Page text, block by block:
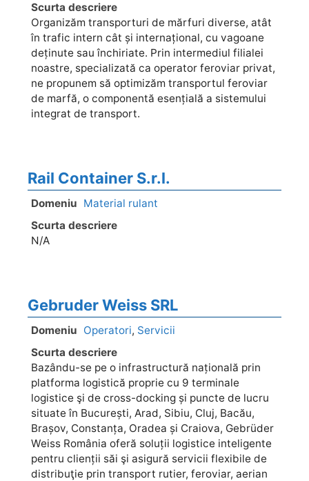
Scurta descriere
Organizăm transporturi de mărfuri diverse, atât
în ​​trafic intern cât și internațional, cu vagoane
deținute sau închiriate. Prin intermediul filialei
noastre, specializată ca operator feroviar privat,
ne propunem să optimizăm transportul feroviar
de marfă, o componentă esențială a sistemului
integrat de transport.
Rail Container S.r.l.
Domeniu Material rulant
Scurta descriere
N/A
Gebruder Weiss SRL
Domeniu Operatori, Servicii
Scurta descriere
Bazându-se pe o infrastructură națională prin
platforma logistică proprie cu 9 terminale
logistice şi de cross-docking și puncte de lucru
situate în București, Arad, Sibiu, Cluj, Bacău,
Brașov, Constanța, Oradea și Craiova, Gebrüder
Weiss România oferă soluții logistice inteligente
pentru clienții săi şi asigură servicii flexibile de
distribuţie prin transport rutier, feroviar, aerian